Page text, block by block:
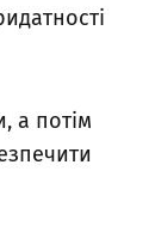
а потім